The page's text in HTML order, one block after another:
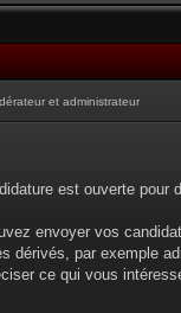
et administrateur
est ouverte pour
envoyer vos
dérivés, par exemple
ce qui vous